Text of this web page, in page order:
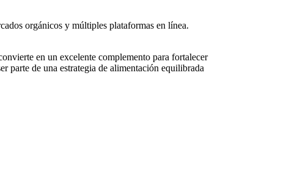
orgánicos y múltiples plataformas en línea.
en un excelente complemento para fortalecer
parte de una estrategia de alimentación equilibrada